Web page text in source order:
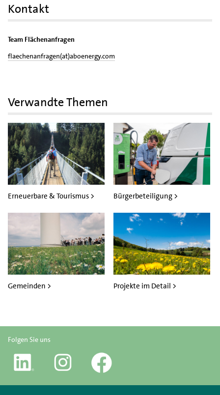
Kontakt
Team Flächenanfragen
flaechenanfragen(at)aboenergy.com
Verwandte Themen
Erneuerbare & Tourismus > Bürgerbeteiligung >
Gemeinden > Projekte im Detail >
Folgen Sie uns